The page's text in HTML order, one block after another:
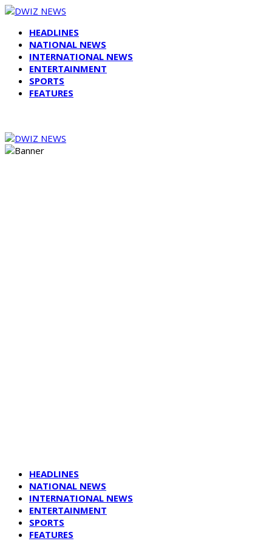
HEADLINES
NATIONAL NEWS
INTERNATIONAL NEWS
ENTERTAINMENT
SPORTS
FEATURES
HEADLINES
NATIONAL NEWS
INTERNATIONAL NEWS
ENTERTAINMENT
SPORTS
FEATURES